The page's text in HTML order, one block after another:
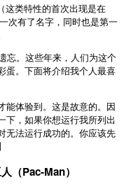
这类特性的首次出现是在
次有了名字，同时也是第一
忘。这些年来，人们为这个
蛋。下面将介绍我个人最喜
能体验到。这是故意的。因
下，如果你想运行我所列出
无法运行成功的。你应该先
（Pac-Man）